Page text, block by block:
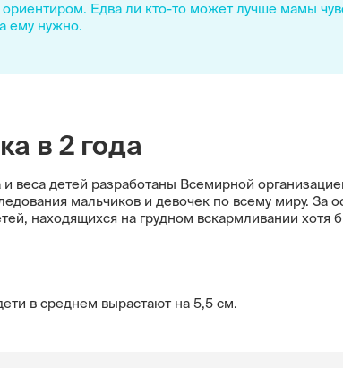
Едва ли кто-то может лучше мамы
ему нужно.
в 2 года
веса детей разработаны Всемирной
мальчиков и девочек по всему миру. За
находящихся на грудном вскармливании хотя
в среднем вырастают на 5,5 см.